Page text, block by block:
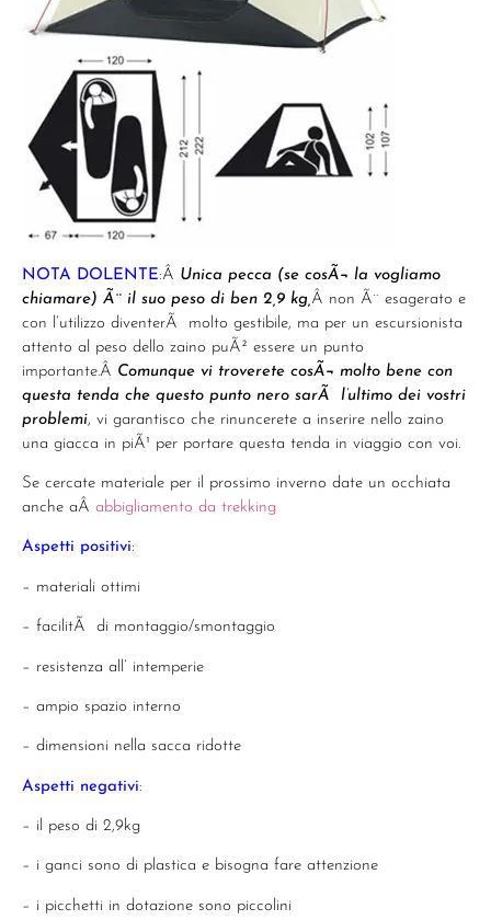
NOTA DOLENTE:Â Unica pecca (se cosÃ¬ la vogliamo
chiamare) Ã¨ il suo peso di ben 2,9 kg, Â non Ã¨ esagerato e
con l’utilizzo diventerÃ molto gestibile, ma per un escursionista
attento al peso dello zaino puÃ² essere un punto
importante.Â Comunque vi troverete cosÃ¬ molto bene con
questa tenda che questo punto nero sarÃ l’ultimo dei vostri
problemi, vi garantisco che rinuncerete a inserire nello zaino
una giacca in piÃ¹ per portare questa tenda in viaggio con voi.
Se cercate materiale per il prossimo inverno date un occhiata
anche aÂ abbigliamento da trekking
Aspetti positivi:
– materiali ottimi
– facilitÃ di montaggio/smontaggio
– resistenza all’ intemperie
– ampio spazio interno
– dimensioni nella sacca ridotte
Aspetti negativi:
– il peso di 2,9kg
– i ganci sono di plastica e bisogna fare attenzione
– i picchetti in dotazione sono piccolini